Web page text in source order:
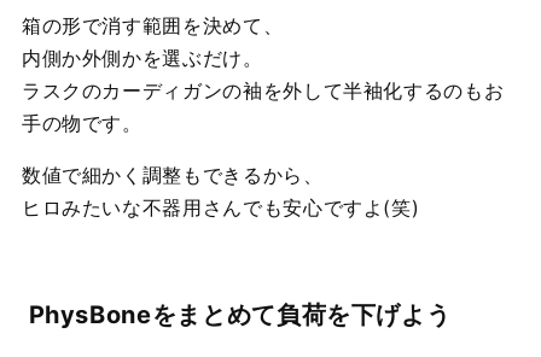
箱の形で消す範囲を決めて、
内側か外側かを選ぶだけ。
ラスクのカーディガンの袖を外して半袖化するのもお
手の物です。
数値で細かく調整もできるから、
ヒロみたいな不器用さんでも安心ですよ(笑)
PhysBoneをまとめて負荷を下げよう